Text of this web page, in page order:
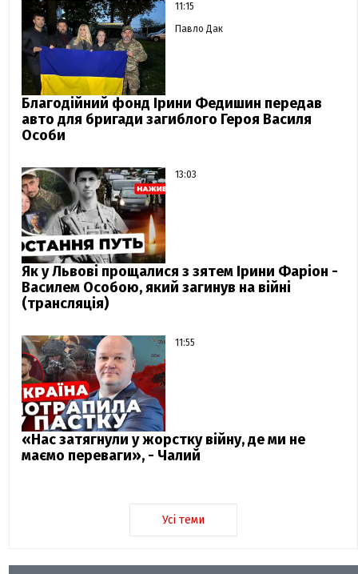
11:15
Павло Дак
Благодійний фонд Ірини Федишин передав
авто для бригади загиблого Героя Василя
Особи
13:03
Як у Львові прощалися з зятем Ірини Фаріон -
Василем Особою, який загинув на війні
(трансляція)
11:55
«Нас затягнули у жорстку війну, де ми не
маємо переваги», - Чалий
Усі теми